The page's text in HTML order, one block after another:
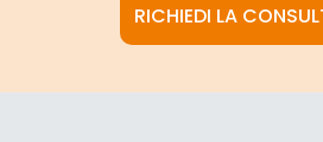
RICHIEDI LA